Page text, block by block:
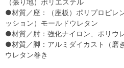
（張り地）ポリエステル
●材質／座：（座板）ポリプロピレ
ッション）モールドウレタン
●材質／肘：強化ナイロン、ポリウ
●材質／脚：アルミダイカスト（磨
ウレタン巻き